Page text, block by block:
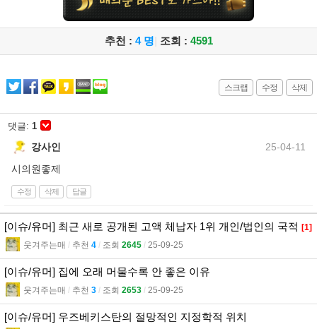
추천 : 4 명 조회 : 4591
스크랩 수정 삭제
댓글: 1
강사인
25-04-11
시의원좋제
수정 삭제 답글
[이슈/유머] 최근 새로 공개된 고액 체납자 1위 개인/법인의 국적 [1]
웃겨주는매 l 추천 4 l 조회 2645 l 25-09-25
[이슈/유머] 집에 오래 머물수록 안 좋은 이유
웃겨주는매 l 추천 3 l 조회 2653 l 25-09-25
[이슈/유머] 우즈베키스탄의 절망적인 지정학적 위치